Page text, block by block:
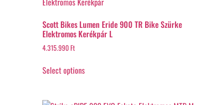
Scott Bikes Lumen Eride 900 TR Bike Szürke
Elektromos Kerékpár L
4.315.990Ft
Select options